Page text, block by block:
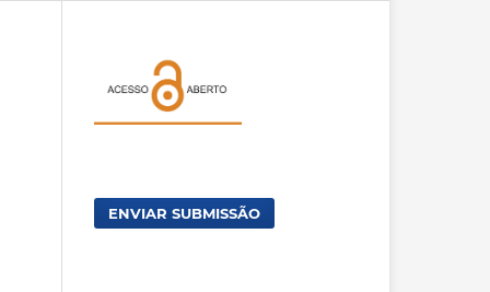
ENVIAR SUBMISSÃO